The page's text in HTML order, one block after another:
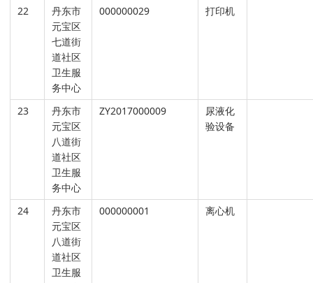
22
丹东市
元宝区
七道街
道社区
卫生服
务中心
000000029 打印机
23
丹东市
元宝区
八道街
道社区
卫生服
务中心
ZY2017000009
尿液化
验设备
24
丹东市
元宝区
八道街
道社区
卫生服
000000001 离心机